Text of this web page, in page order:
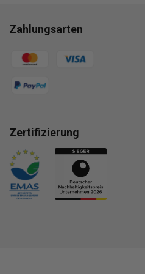
Zahlungsarten
Zahlungsmethoden
Zertifizierung
Zahlungsmethoden